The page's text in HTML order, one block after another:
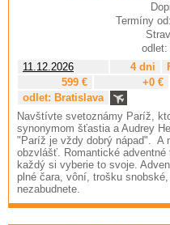
Termíny
11.12.2026
4 dni
599 €
+0 €
odlet: Bratislava
Navštívte svetoznámy Paríž,
synonymom šťastia a Audrey
"Paríž je vždy dobrý nápad". A
obzvlášť. Romantické adventné
každý si vyberie to svoje.
plné čara, vôní, trošku
nezabudnete.